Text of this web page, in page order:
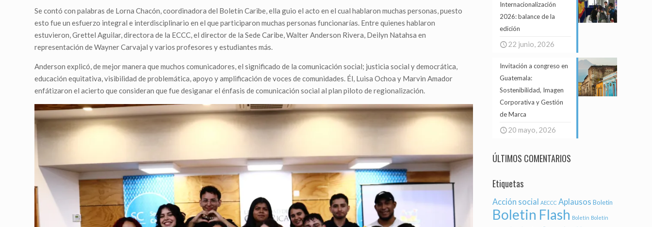
Se contó con palabras de Lorna Chacón, coordinadora del Boletín Caribe, ella guio el acto en el cual hablaron muchas personas, puesto
esto fue un esfuerzo integral e interdisciplinario en el que participaron muchas personas funcionarías. Entre quienes hablaron
estuvieron, Grettel Aguilar, directora de la ECCC, el director de la Sede Caribe, Walter Anderson Rivera, Deilyn Natahsa en
representación de Wayner Carvajal y varios profesores y estudiantes más.
Anderson explicó, de mejor manera que muchos comunicadores, el significado de la comunicación social; justicia social y democrática,
educación equitativa, visibilidad de problemática, apoyo y amplificación de voces de comunidades. Él, Luisa Ochoa y Marvin Amador
enfátizaron el acierto que consideran que fue desiganar el énfasis de comunicación social al plan piloto de regionalización.
Internacionalización
2026: balance de la
edición
22 junio, 2026
Invitación a congreso en
Guatemala:
Sostenibilidad, Imagen
Corporativa y Gestión
de Marca
20 mayo, 2026
ÚLTIMOS COMENTARIOS
Etiquetas
Acción social AECCC Aplausos Boletin
Boletin Flash Boletín Boletín